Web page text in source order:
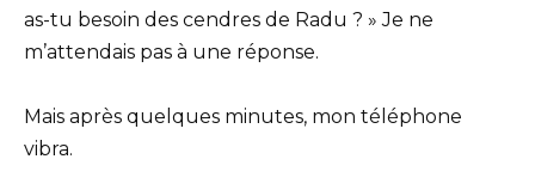
as-tu besoin des cendres de Radu ? » Je ne
m’attendais pas à une réponse.
Mais après quelques minutes, mon téléphone
vibra.